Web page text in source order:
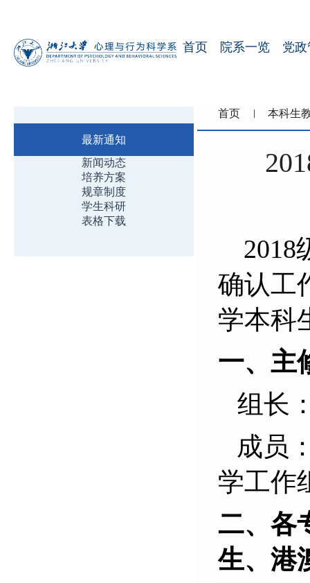
首页 院系一览 党
最新通知
新闻动态
培养方案
规章制度
学生科研
表格下载
首页 本科生
2018
确认工
学本科
一、 主
组长
成员
学工作
二、各
生、港